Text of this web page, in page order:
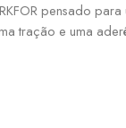
pensado
tração e uma